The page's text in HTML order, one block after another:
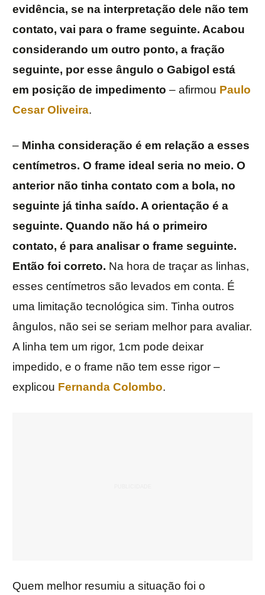
evidência, se na interpretação dele não tem
contato, vai para o frame seguinte. Acabou
considerando um outro ponto, a fração
seguinte, por esse ângulo o Gabigol está
em posição de impedimento – afirmou Paulo
Cesar Oliveira.
– Minha consideração é em relação a esses
centímetros. O frame ideal seria no meio. O
anterior não tinha contato com a bola, no
seguinte já tinha saído. A orientação é a
seguinte. Quando não há o primeiro
contato, é para analisar o frame seguinte.
Então foi correto. Na hora de traçar as linhas,
esses centímetros são levados em conta. É
uma limitação tecnológica sim. Tinha outros
ângulos, não sei se seriam melhor para avaliar.
A linha tem um rigor, 1cm pode deixar
impedido, e o frame não tem esse rigor –
explicou Fernanda Colombo.
Quem melhor resumiu a situação foi o